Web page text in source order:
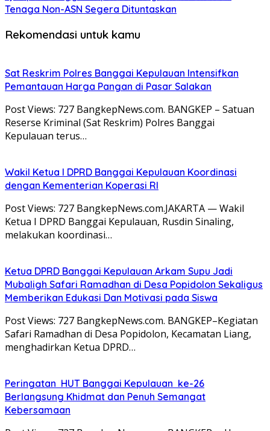
Tenaga Non-ASN Segera Dituntaskan
Rekomendasi untuk kamu
Sat Reskrim Polres Banggai Kepulauan Intensifkan
Pemantauan Harga Pangan di Pasar Salakan
Post Views: 727 BangkepNews.com. BANGKEP – Satuan
Reserse Kriminal (Sat Reskrim) Polres Banggai
Kepulauan terus…
Wakil Ketua I DPRD Banggai Kepulauan Koordinasi
dengan Kementerian Koperasi RI
Post Views: 727 BangkepNews.com.JAKARTA — Wakil
Ketua I DPRD Banggai Kepulauan, Rusdin Sinaling,
melakukan koordinasi…
Ketua DPRD Banggai Kepulauan Arkam Supu Jadi
Mubaligh Safari Ramadhan di Desa Popidolon Sekaligus
Memberikan Edukasi Dan Motivasi pada Siswa
Post Views: 727 BangkepNews.com. BANGKEP–Kegiatan
Safari Ramadhan di Desa Popidolon, Kecamatan Liang,
menghadirkan Ketua DPRD…
Peringatan HUT Banggai Kepulauan ke-26
Berlangsung Khidmat dan Penuh Semangat
Kebersamaan